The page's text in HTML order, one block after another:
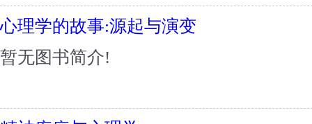
心理学的故事:源起与演变
暂无图书简介!